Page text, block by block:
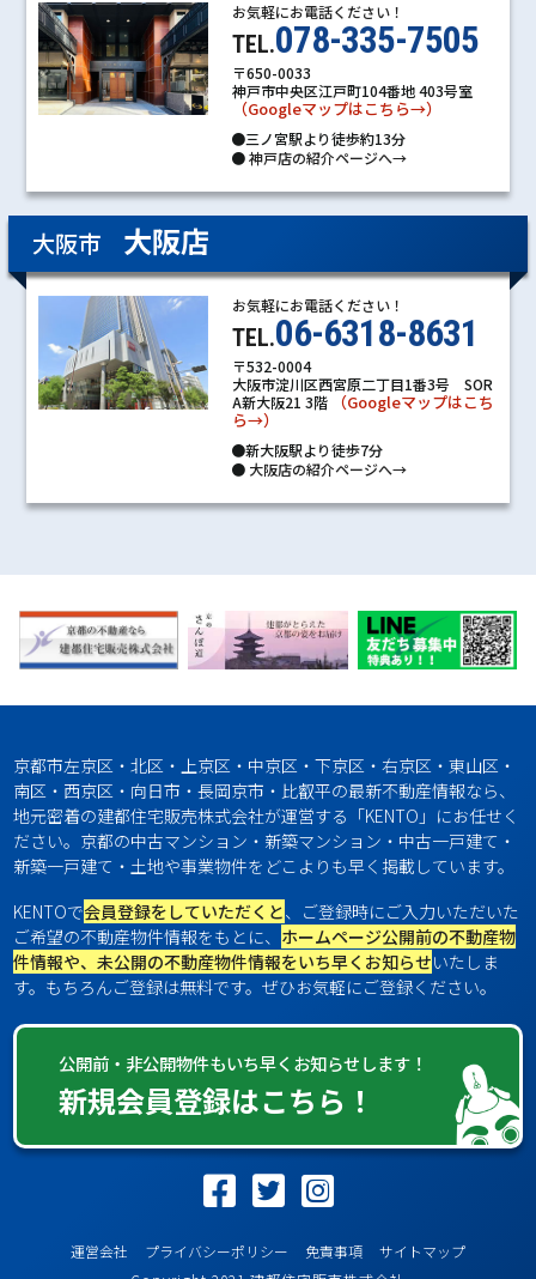
お気軽にお電話ください！
TEL.078-335-7505
〒650-0033
神戸市中央区江戸町104番地 403号室
（Googleマップはこちら→）
●三ノ宮駅より徒歩約13分
●神戸店の紹介ページへ→
大阪市 大阪店
お気軽にお電話ください！
TEL.06-6318-8631
〒532-0004
大阪市淀川区西宮原二丁目1番3号 SOR
A新大阪21 3階
（Googleマップはこち
ら→）
●新大阪駅より徒歩7分
●大阪店の紹介ページへ→
京都市左京区・北区・上京区・中京区・下京区・右京区・東山区・
南区・西京区・向日市・長岡京市・比叡平の最新不動産情報なら、
地元密着の建都住宅販売株式会社が運営する「KENTO」にお任せく
ださい。京都の中古マンション・新築マンション・中古一戸建て・
新築一戸建て・土地や事業物件をどこよりも早く掲載しています。
KENTOで会員登録をしていただくと、ご登録時にご入力いただいた
ご希望の不動産物件情報をもとに、 ホームページ公開前の不動産物
件情報や、未公開の不動産物件情報をいち早くお知らせいたしま
す。もちろんご登録は無料です。ぜひお気軽にご登録ください。
公開前・非公開物件もいち早くお知らせします！
新規会員登録はこちら！
運営会社 プライバシーポリシー 免責事項
サイトマップ